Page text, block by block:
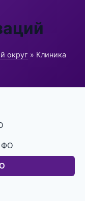
округ » Клиника
ФО